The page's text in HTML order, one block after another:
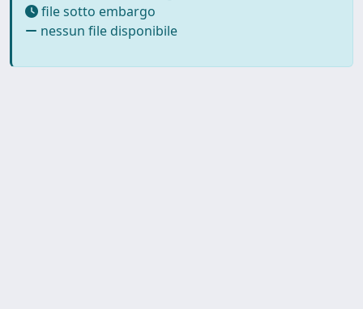
file sotto embargo
nessun file disponibile